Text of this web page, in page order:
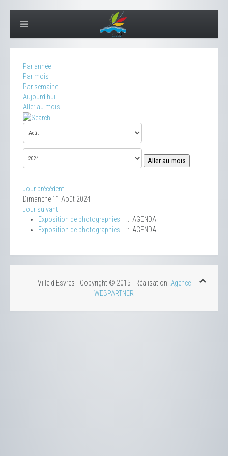
Par année
Par mois
Par semaine
Aujourd'hui
Aller au mois
Aller au mois
Jour précédent
Dimanche 11 Août 2024
Jour suivant
Exposition de photographies
:: AGENDA
Exposition de photographies
:: AGENDA
Ville d'Esvres - Copyright © 2015 | Réalisation: Agence
WEBPARTNER